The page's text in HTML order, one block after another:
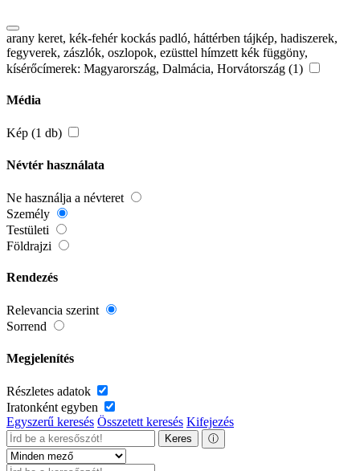
arany keret, kék-fehér kockás padló, háttérben tájkép, hadiszerek,
fegyverek, zászlók, oszlopok, ezüsttel hímzett kék függöny,
kísérőcímerek: Magyarország, Dalmácia, Horvátország (1)
Média
Kép (1 db)
Névtér használata
Ne használja a névteret
Személy
Testületi
Földrajzi
Rendezés
Relevancia szerint
Sorrend
Megjelenítés
Részletes adatok
Iratonként egyben
Egyszerű keresés Összetett keresés Kifejezés
Keres ⓘ